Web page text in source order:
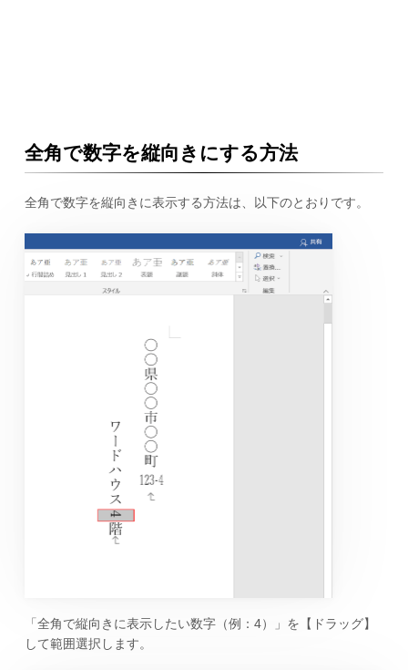
全角で数字を縦向きにする方法
全角で数字を縦向きに表示する方法は、以下のとおりです。
「全角で縦向きに表示したい数字（例：4）」を【ドラッグ】
して範囲選択します。